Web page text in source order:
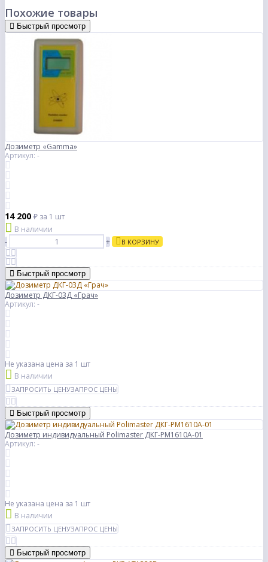
Похожие товары
Быстрый просмотр
Дозиметр «Gamma»
Артикул: -
14 200 ₽ за 1 шт
В наличии
-
+ В КОРЗИНУ
Быстрый просмотр
Дозиметр ДКГ-03Д «Грач»
Артикул: -
Не указана цена за 1 шт
В наличии
ЗАПРОСИТЬ ЦЕНУЗАПРОС ЦЕНЫ
Быстрый просмотр
Дозиметр индивидуальный Polimaster ДКГ-PM1610A-01
Артикул: -
Не указана цена за 1 шт
В наличии
ЗАПРОСИТЬ ЦЕНУЗАПРОС ЦЕНЫ
Быстрый просмотр